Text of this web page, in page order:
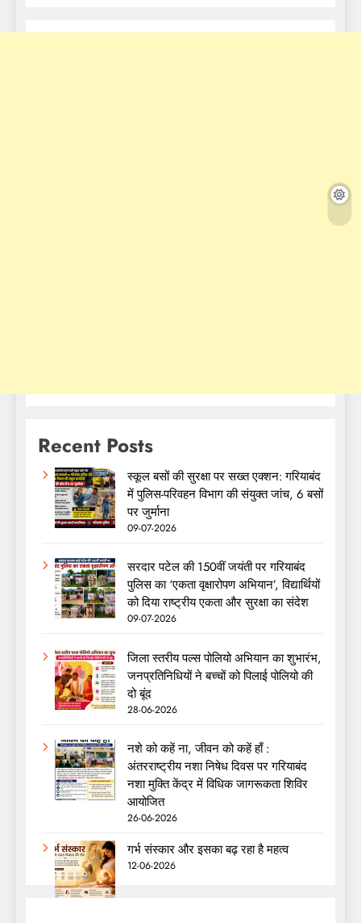
Recent Posts
स्कूल बसों की सुरक्षा पर सख्त एक्शन: गरियाबंद
में पुलिस-परिवहन विभाग की संयुक्त जांच, 6 बसों
पर जुर्माना
09-07-2026
सरदार पटेल की 150वीं जयंती पर गरियाबंद
पुलिस का ‘एकता वृक्षारोपण अभियान’, विद्यार्थियों
को दिया राष्ट्रीय एकता और सुरक्षा का संदेश
09-07-2026
जिला स्तरीय पल्स पोलियो अभियान का शुभारंभ,
जनप्रतिनिधियों ने बच्चों को पिलाई पोलियो की
दो बूंद
28-06-2026
नशे को कहें ना, जीवन को कहें हाँ :
अंतरराष्ट्रीय नशा निषेध दिवस पर गरियाबंद
नशा मुक्ति केंद्र में विधिक जागरूकता शिविर
आयोजित
26-06-2026
गर्भ संस्कार और इसका बढ़ रहा है महत्व
12-06-2026